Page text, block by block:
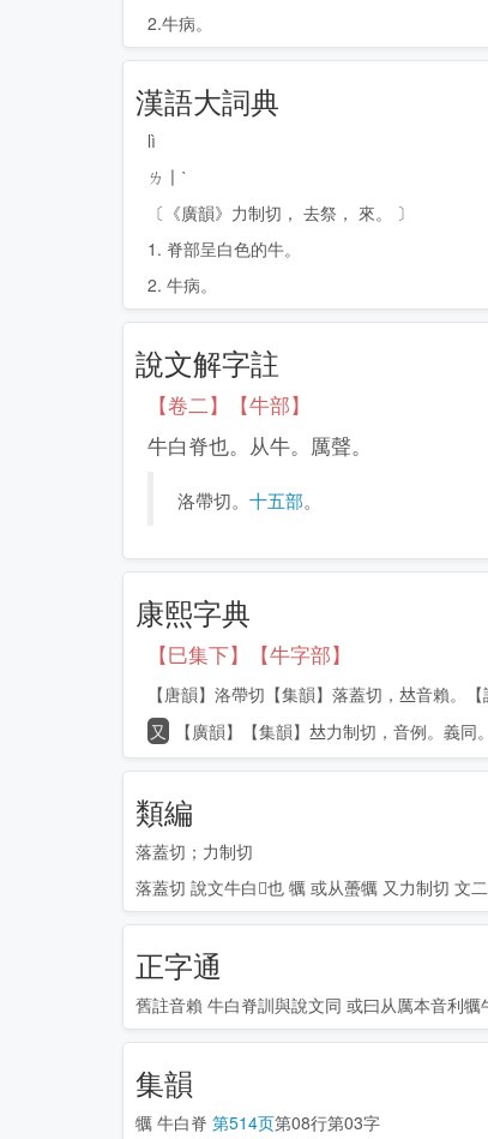
2.牛病。
漢語大詞典
lì
ㄌ〡ˋ
〔《廣韻》力制切， 去祭， 來。 〕
1. 脊部呈白色的牛。
2. 牛病。
說文解字註
【卷二】【牛部】
牛白脊也。从牛。厲聲。
洛帶切。 十五部。
康熙字典
【巳集下】【牛字部】
【唐韻】洛帶切【集韻】落蓋切，𠀤音賴。
又
【廣韻】【集韻】𠀤力制切，音例。義同
類編
落蓋切；力制切
落蓋切 說文牛白𦟝也 犡 或从蠆犡 又力制切 文
正字通
舊註音賴 牛白脊訓與說文同 或曰从厲本音利犡
集韻
犡 牛白脊 第514页第08行第03字